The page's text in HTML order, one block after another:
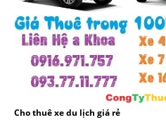
Cho thuê xe du lịch giá rẻ